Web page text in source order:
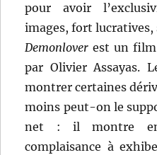
pour avoir
images, fort
Demonlover est un
par Olivier Assayas.
montrer certaines
moins peut-on le
net : il montre
complaisance à